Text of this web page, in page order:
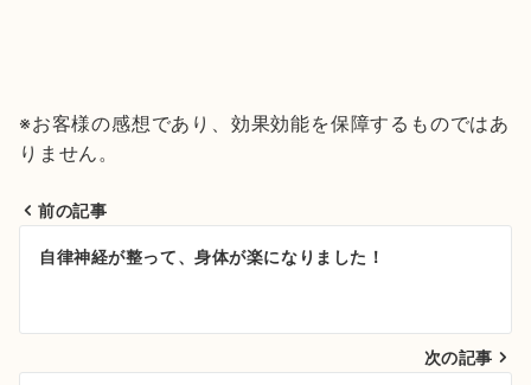
※お客様の感想であり、効果効能を保障するものではあ
りません。
投
ビ
前の記事
自律神経が整って、身体が楽になりました！
次の記事